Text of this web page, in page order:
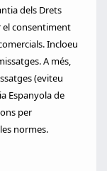
dels Drets
el consentiment
Incloeu
A més,
(eviteu
Espanyola de
per
normes.